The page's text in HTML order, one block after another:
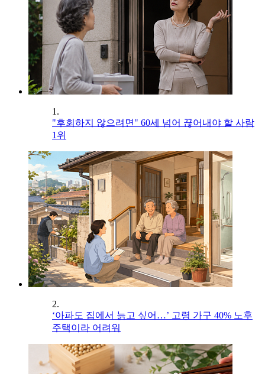
1.
"후회하지 않으려면" 60세 넘어 끊어내야 할 사람
1위
2.
‘아파도 집에서 늙고 싶어…’ 고령 가구 40% 노후
주택이라 어려워